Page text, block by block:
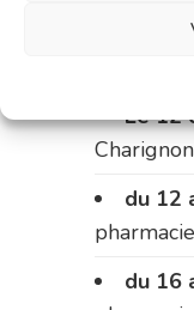
du 9
Le 12
du 12
du 16